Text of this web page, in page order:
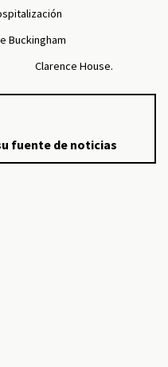
Buckingham
Clarence House.
fuente de noticias